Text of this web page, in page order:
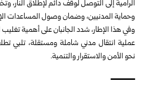
الرامية إلى التوصل ‏لوقف دائم لإطلاق النار،
وحماية المدنيين، وضمان وصول ‏المساعدات
وفي هذا الإطار، شدد الجانبان على أهمية
عملية انتقال مدني ‏شاملة ومستقلة، تلبي
نحو الأمن والاستقرار والتنمية.‏